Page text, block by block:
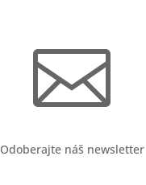

Odoberajte náš newsletter